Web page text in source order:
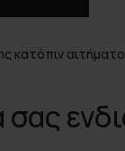
κατόπιν
σας